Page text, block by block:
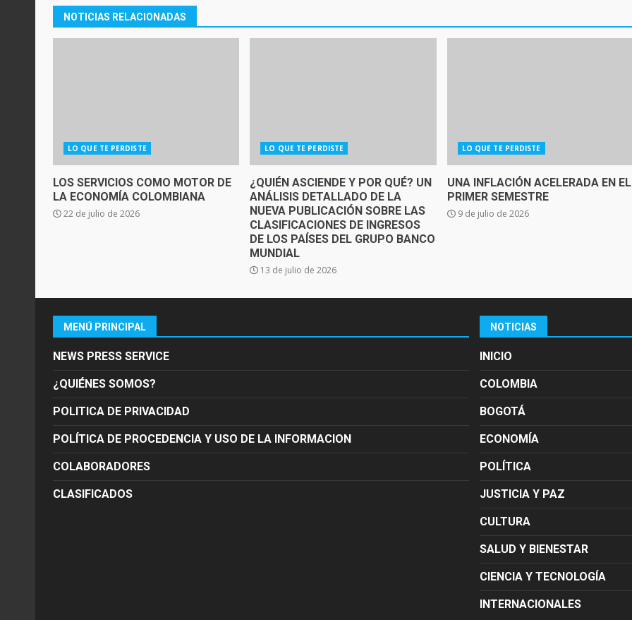
NOTICIAS RELACIONADAS
LO QUE TE PERDISTE
LOS SERVICIOS COMO MOTOR DE
LA ECONOMÍA COLOMBIANA
22 de julio de 2026
LO QUE TE PERDISTE
¿QUIÉN ASCIENDE Y POR QUÉ? UN
ANÁLISIS DETALLADO DE LA
NUEVA PUBLICACIÓN SOBRE LAS
CLASIFICACIONES DE INGRESOS
DE LOS PAÍSES DEL GRUPO BANCO
MUNDIAL
13 de julio de 2026
LO QUE TE PERDISTE
UNA INFLACIÓN ACELERADA EN EL
PRIMER SEMESTRE
9 de julio de 2026
MENÚ PRINCIPAL
NEWS PRESS SERVICE
¿QUIÉNES SOMOS?
POLITICA DE PRIVACIDAD
POLÍTICA DE PROCEDENCIA Y USO DE LA INFORMACION
COLABORADORES
CLASIFICADOS
NOTICIAS
INICIO
COLOMBIA
BOGOTÁ
ECONOMÍA
POLÍTICA
JUSTICIA Y PAZ
CULTURA
SALUD Y BIENESTAR
CIENCIA Y TECNOLOGÍA
INTERNACIONALES